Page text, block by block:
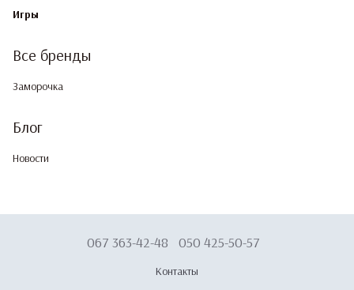
Игры
Все бренды
Заморочка
Блог
Новости
067 363-42-48 050 425-50-57
Контакты